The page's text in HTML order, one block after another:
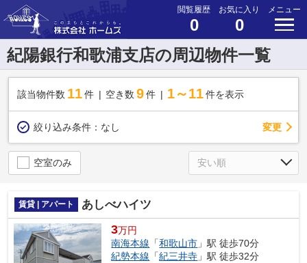
閲覧履歴
0
お気に入り
0
メニュー
紀陽銀行和歌浦支店の周辺物件一覧
該当物件数 11件 空き数 9 件 1～11 件を表示
絞り込み条件： なし 変更
空室のみ
賃貸 | アパート あしべハイツ
3万円
南海本線 「和歌山市 」駅 徒歩70分
紀勢本線 「紀三井寺 」駅 徒歩32分